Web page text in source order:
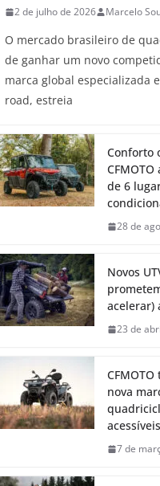
2 de julho de 2026 Marcelo
O mercado brasileiro de
de ganhar um novo
marca global especializada
road, estreia
Conforto
de 6
28 de
Novos
acelerar)
23 de
nova
acessíveis
7 de